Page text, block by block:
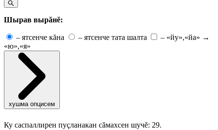
Шырав вырăнĕ:
– ятсенче кăна – ятсенче тата шалта – «йу»,«йа» →
«ю»,«я»
хушма опцисем
Ку саспаллирен пуçланакан сăмахсен шучĕ: 29.